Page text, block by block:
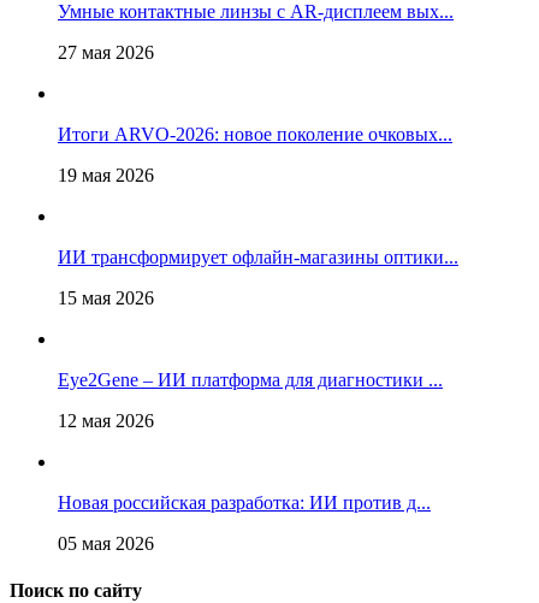
Умные контактные линзы с AR-дисплеем вых...
27 мая 2026
Итоги ARVO-2026: новое поколение очковых...
19 мая 2026
ИИ трансформирует офлайн‑магазины оптики...
15 мая 2026
Eye2Gene – ИИ платформа для диагностики ...
12 мая 2026
Новая российская разработка: ИИ против д...
05 мая 2026
Поиск по сайту